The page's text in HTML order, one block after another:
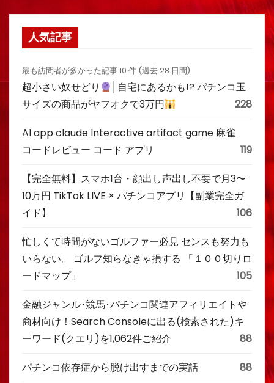
人気記事
最も訪問者が多かった記事 10 件 (過去 28 日間)
超小さい奴せどり
│自宅にあるかも!? パチンコ玉
サイズの商品がヤフオクで3万円
228
AI app claude Interactive artifact game 麻雀
コードレビュー コード アプリ
119
【完全無料】スマホ1台・顔出し声出し不要で月3〜
10万円 TikTok LIVE × パチンコアプリ【副業完全ガ
イド】
106
忙しくて時間がないゴルファー必見 センスも努力も
いらない。 ゴルフ知らなきゃ損する 「１００切りロ
ードマップ」
105
金融ジャンル･競馬･パチンコ関連アフィリエイトや
商材向け！Search Consoleに出る(検索された)キ
ーワード(クエリ)を1,062件ご紹介
88
パチンコ依存症から脱け出すまでの実話 88